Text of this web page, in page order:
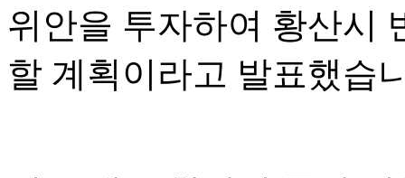
위안을 투자하여 황산시
할 계획이라고 발표했습